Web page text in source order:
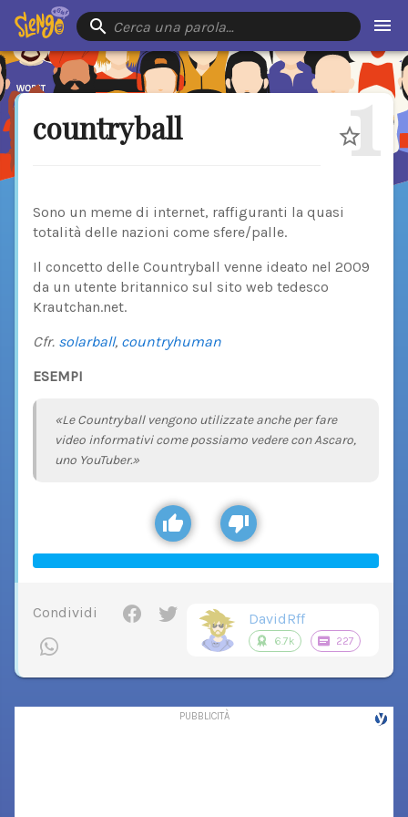
Cerca una parola…
countryball 1
Sono un meme di internet, raffiguranti la quasi
totalità delle nazioni come sfere/palle.
Il concetto delle Countryball venne ideato nel 2009
da un utente britannico sul sito web tedesco
Krautchan.net.
Cfr. solarball, countryhuman
ESEMPI
«Le Countryball vengono utilizzate anche per fare
video informativi come possiamo vedere con Ascaro,
uno YouTuber.»
Condividi DavidRff
6.7k 227